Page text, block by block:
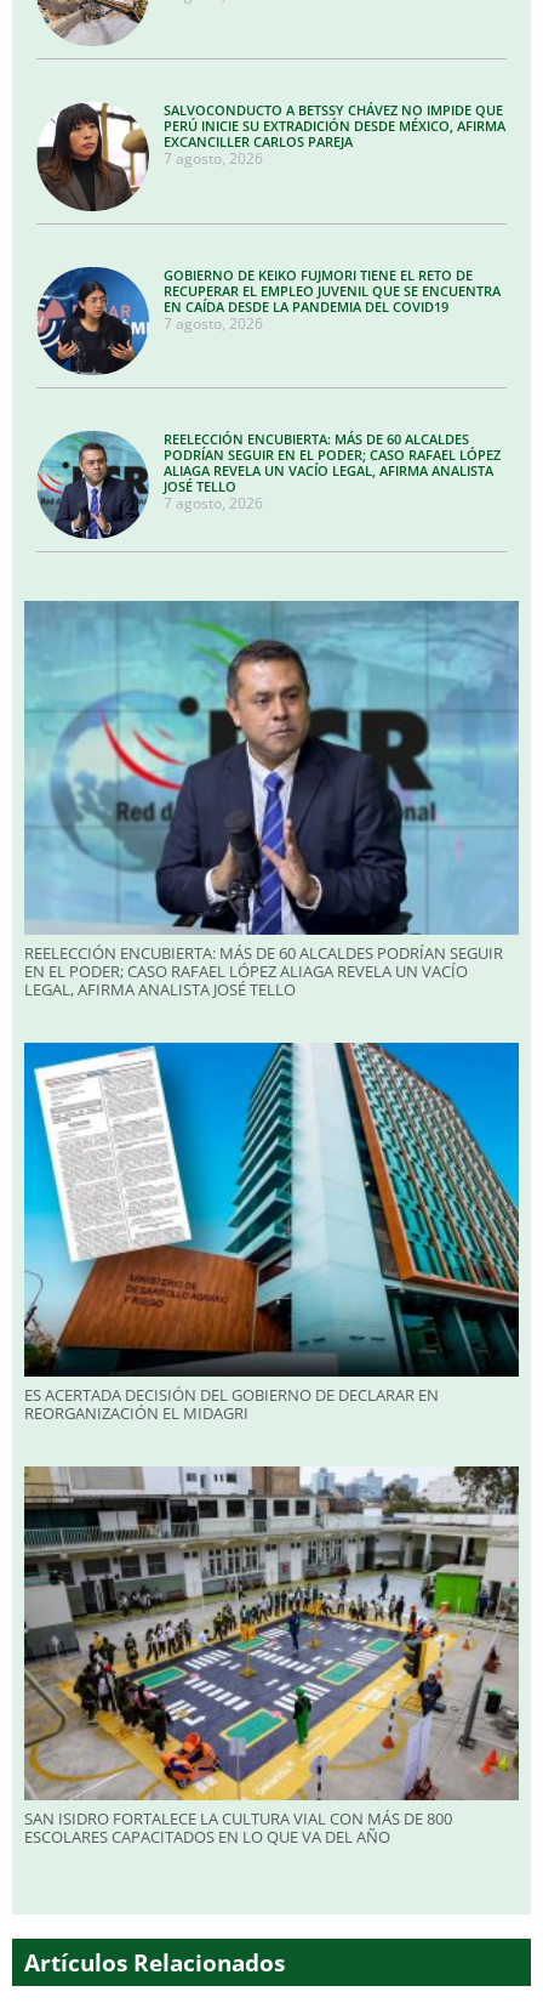
SALVOCONDUCTO A BETSSY CHÁVEZ NO IMPIDE QUE
PERÚ INICIE SU EXTRADICIÓN DESDE MÉXICO, AFIRMA
EXCANCILLER CARLOS PAREJA
7 agosto, 2026
GOBIERNO DE KEIKO FUJMORI TIENE EL RETO DE
RECUPERAR EL EMPLEO JUVENIL QUE SE ENCUENTRA
EN CAÍDA DESDE LA PANDEMIA DEL COVID19
7 agosto, 2026
REELECCIÓN ENCUBIERTA: MÁS DE 60 ALCALDES
PODRÍAN SEGUIR EN EL PODER; CASO RAFAEL LÓPEZ
ALIAGA REVELA UN VACÍO LEGAL, AFIRMA ANALISTA
JOSÉ TELLO
7 agosto, 2026
REELECCIÓN ENCUBIERTA: MÁS DE 60 ALCALDES PODRÍAN SEGUIR
EN EL PODER; CASO RAFAEL LÓPEZ ALIAGA REVELA UN VACÍO
LEGAL, AFIRMA ANALISTA JOSÉ TELLO
ES ACERTADA DECISIÓN DEL GOBIERNO DE DECLARAR EN
REORGANIZACIÓN EL MIDAGRI
SAN ISIDRO FORTALECE LA CULTURA VIAL CON MÁS DE 800
ESCOLARES CAPACITADOS EN LO QUE VA DEL AÑO
Artículos Relacionados